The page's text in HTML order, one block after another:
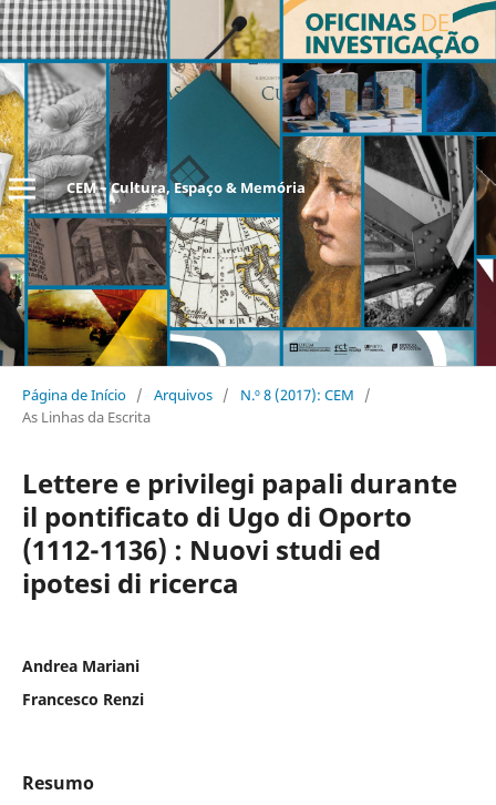
CEM – Cultura, Espaço & Memória
Página de Início / Arquivos / N.º 8 (2017): CEM
/
As Linhas da Escrita
Lettere e privilegi papali durante
il pontificato di Ugo di Oporto
(1112-1136) : Nuovi studi ed
ipotesi di ricerca
Andrea Mariani
Francesco Renzi
Resumo